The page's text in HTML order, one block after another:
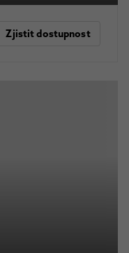
Zjistit dostupnost